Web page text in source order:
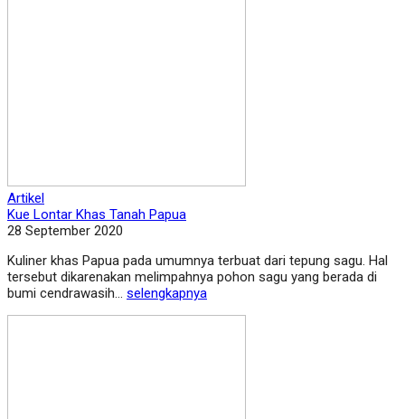
Artikel
Kue Lontar Khas Tanah Papua
28 September 2020
Kuliner khas Papua pada umumnya terbuat dari tepung sagu. Hal
tersebut dikarenakan melimpahnya pohon sagu yang berada di
bumi cendrawasih... selengkapnya